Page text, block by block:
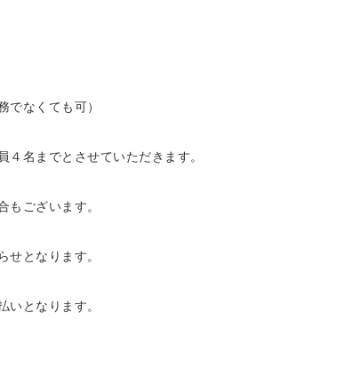
でなくても可）
４名までとさせていただきます。
もございます。
せとなります。
いとなります。